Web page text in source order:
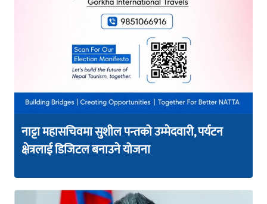
नाट्टा महासचिवमा सुशील पन्तको उम्मेदवारी, पर्यटन
क्षेत्रलाई डिजिटल बनाउने योजना